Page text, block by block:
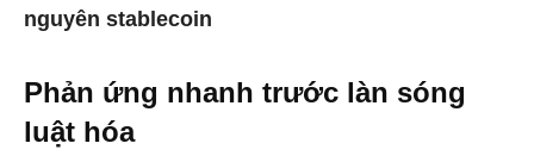
nguyên stablecoin
Phản ứng nhanh trước làn sóng
luật hóa